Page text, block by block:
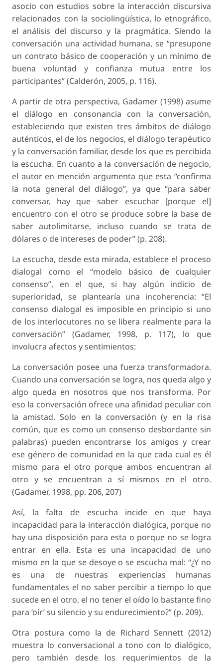
asocio con estudios sobre la interacción discursiva
relacionados con la sociolingüística, lo etnográfico,
el análisis del discurso y la pragmática. Siendo la
conversación una actividad humana, se “presupone
un contrato básico de cooperación y un mínimo de
buena voluntad y confianza mutua entre los
participantes” (Calderón, 2005, p. 116).
A partir de otra perspectiva, Gadamer (1998) asume
el diálogo en consonancia con la conversación,
estableciendo que existen tres ámbitos de diálogo
auténticos, el de los negocios, el diálogo terapéutico
y la conversación familiar, desde los que es percibida
la escucha. En cuanto a la conversación de negocio,
el autor en mención argumenta que esta “confirma
la nota general del diálogo”, ya que “para saber
conversar, hay que saber escuchar [porque el]
encuentro con el otro se produce sobre la base de
saber autolimitarse, incluso cuando se trata de
dólares o de intereses de poder” (p. 208).
La escucha, desde esta mirada, establece el proceso
dialogal como el “modelo básico de cualquier
consenso”, en el que, si hay algún indicio de
superioridad, se plantearía una incoherencia: “El
consenso dialogal es imposible en principio si uno
de los interlocutores no se libera realmente para la
conversación” (Gadamer, 1998, p. 117), lo que
involucra afectos y sentimientos:
La conversación posee una fuerza transformadora.
Cuando una conversación se logra, nos queda algo y
algo queda en nosotros que nos transforma. Por
eso la conversación ofrece una afinidad peculiar con
la amistad. Solo en la conversación (y en la risa
común, que es como un consenso desbordante sin
palabras) pueden encontrarse los amigos y crear
ese género de comunidad en la que cada cual es él
mismo para el otro porque ambos encuentran al
otro y se encuentran a sí mismos en el otro.
(Gadamer, 1998, pp. 206, 207)
Así, la falta de escucha incide en que haya
incapacidad para la interacción dialógica, porque no
hay una disposición para esta o porque no se logra
entrar en ella. Esta es una incapacidad de uno
mismo en la que se desoye o se escucha mal: “¿Y no
es una de nuestras experiencias humanas
fundamentales el no saber percibir a tiempo lo que
sucede en el otro, el no tener el oído lo bastante fino
para ‘oír’ su silencio y su endurecimiento?” (p. 209).
Otra postura como la de Richard Sennett (2012)
muestra lo conversacional a tono con lo dialógico,
pero también desde los requerimientos de la